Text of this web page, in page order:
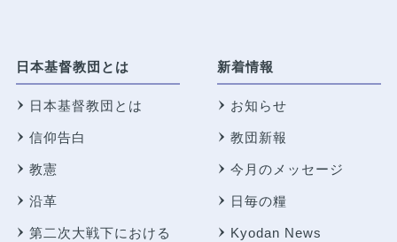
日本基督教団とは
日本基督教団とは
信仰告白
教憲
沿革
第二次大戦下における
新着情報
お知らせ
教団新報
今月のメッセージ
日毎の糧
Kyodan News